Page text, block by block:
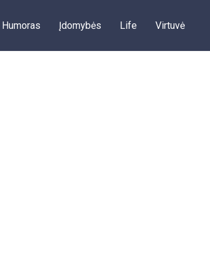
Humoras Įdomybės Life Virtuvė